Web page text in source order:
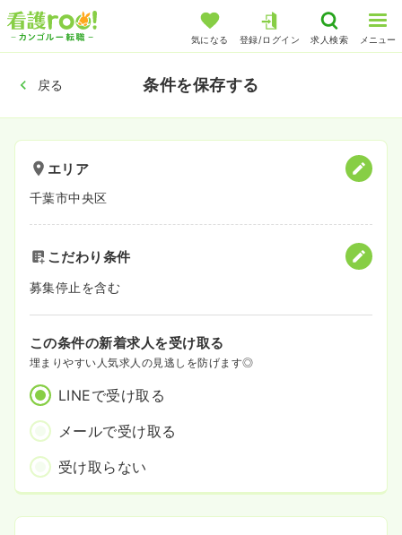
気になる 登録/ログイン 求人検索 メニュー
戻る 条件を保存する
エリア
千葉市中央区
こだわり条件
募集停止を含む
この条件の新着求人を受け取る
埋まりやすい人気求人の見逃しを防げます◎
LINEで受け取る
メールで受け取る
受け取らない